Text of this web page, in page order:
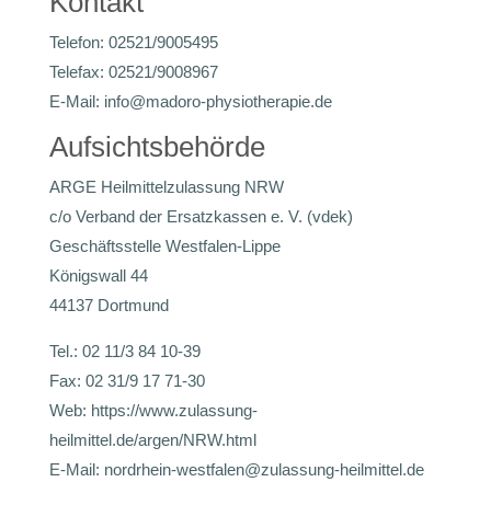
Telefon: 02521/9005495
Telefax: 02521/9008967
E-Mail: info@madoro-physiotherapie.de
Aufsichtsbehörde
ARGE Heilmittelzulassung NRW
c/o Verband der Ersatzkassen e. V. (vdek)
Geschäftsstelle Westfalen-Lippe
Königswall 44
44137 Dortmund
Tel.: 02 11/3 84 10-39
Fax: 02 31/9 17 71-30
Web: https://www.zulassung-
heilmittel.de/argen/NRW.html
E-Mail: nordrhein-westfalen@zulassung-heilmittel.de